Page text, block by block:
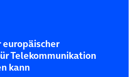
Telekommunikation
kann